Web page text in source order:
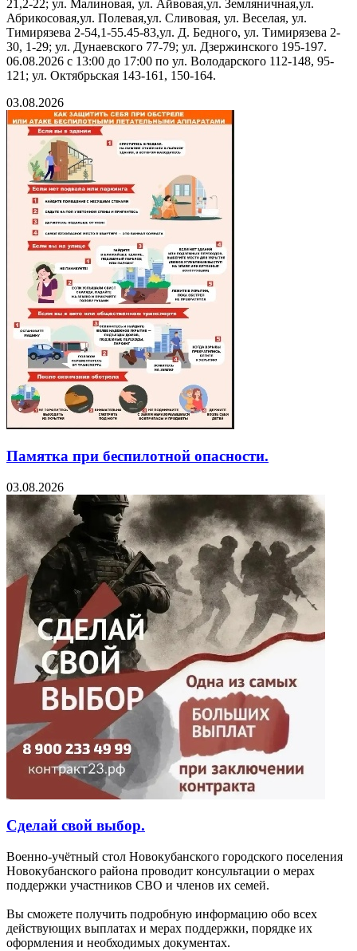
21,2-22; ул. Малиновая, ул. Айвовая,ул. Земляничная,ул.
Абрикосовая,ул. Полевая,ул. Сливовая, ул. Веселая, ул.
Тимирязева 2-54,1-55.45-83,ул. Д. Бедного, ул. Тимирязева 2-
30, 1-29; ул. Дунаевского 77-79; ул. Дзержинского 195-197.
06.08.2026 с 13:00 до 17:00 по ул. Володарского 112-148, 95-
121; ул. Октябрьская 143-161, 150-164.
03.08.2026
Памятка при беспилотной опасности.
03.08.2026
Сделай свой выбор.
Военно-учётный стол Новокубанского городского поселения
Новокубанского района проводит консультации о мерах
поддержки участников СВО и членов их семей.
Вы сможете получить подробную информацию обо всех
действующих выплатах и мерах поддержки, порядке их
оформления и необходимых документах.